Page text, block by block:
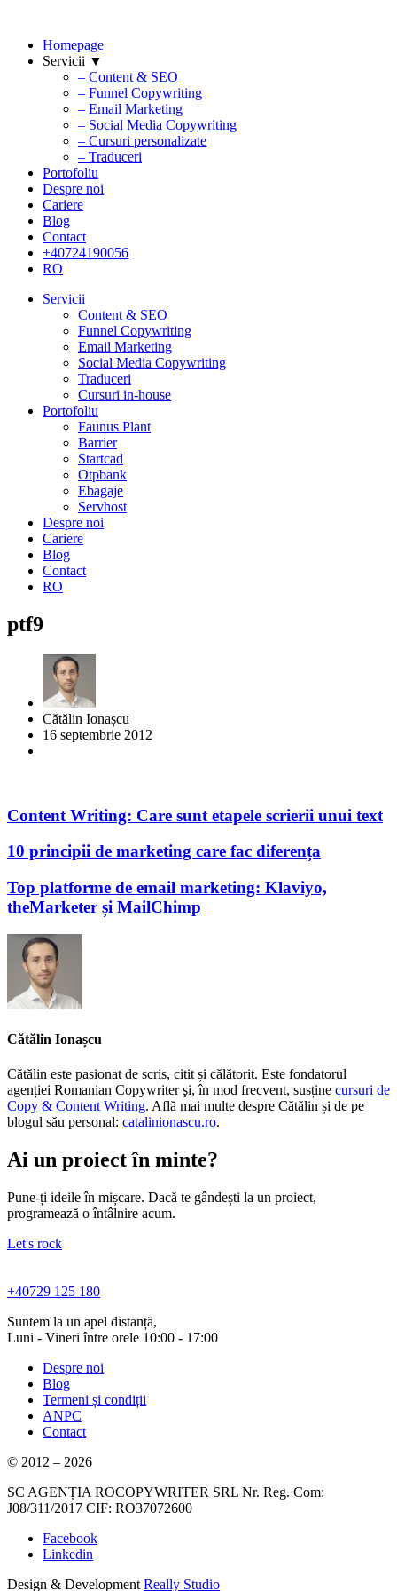
Homepage
Servicii ▼
– Content & SEO
– Funnel Copywriting
– Email Marketing
– Social Media Copywriting
– Cursuri personalizate
– Traduceri
Portofoliu
Despre noi
Cariere
Blog
Contact
+40724190056
RO
Servicii
Content & SEO
Funnel Copywriting
Email Marketing
Social Media Copywriting
Traduceri
Cursuri in-house
Portofoliu
Faunus Plant
Barrier
Startcad
Otpbank
Ebagaje
Servhost
Despre noi
Cariere
Blog
Contact
RO
ptf9
Cătălin Ionașcu
16 septembrie 2012
Content Writing: Care sunt etapele scrierii unui text
10 principii de marketing care fac diferența
Top platforme de email marketing: Klaviyo,
theMarketer și MailChimp
Cătălin Ionașcu
Cătălin este pasionat de scris, citit și călătorit. Este fondatorul
agenției Romanian Copywriter şi, în mod frecvent, susține cursuri de
Copy & Content Writing. Află mai multe despre Cătălin și de pe
blogul său personal: catalinionascu.ro.
Ai un proiect în minte?
Pune-ți ideile în mișcare. Dacă te gândești la un proiect,
programează o întâlnire acum.
Let's rock
+40729 125 180
Suntem la un apel distanță,
Luni - Vineri între orele 10:00 - 17:00
Despre noi
Blog
Termeni și condiții
ANPC
Contact
© 2012 – 2026
SC AGENȚIA ROCOPYWRITER SRL Nr. Reg. Com:
J08/311/2017 CIF: RO37072600
Facebook
Linkedin
Design & Development Really Studio